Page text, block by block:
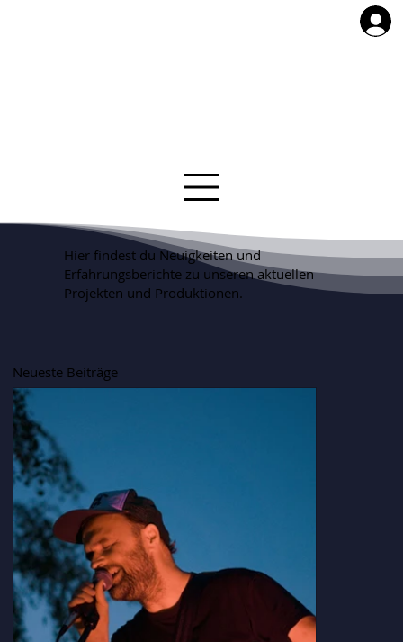
Neueste Beiträge
Hier findest du Neuigkeiten und
Erfahrungsberichte zu unseren aktuellen
Projekten und Produktionen.